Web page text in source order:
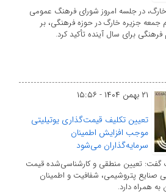
خارگ، در جلسه امروز شورای فرهنگ عمومی
جمعه جزیره خارگ در حوزه فرهنگی، بر
برای سال آینده تأکید کرد.
۲۱ بهمن ۱۴۰۴ - ۱۵:۵۶
تعیین تکلیف قیمت‌گذاری یوتیلیتی
موجب افزایش اطمینان
سرمایه‌گذاران می‌شود
گفت: تعیین منطقی و کارشناسی‌شده قیمت
صنایع پتروشیمی، شفافیت و اطمینان
همراه دارد.